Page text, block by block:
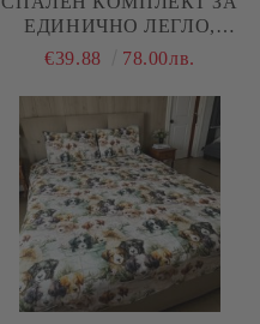
ЕДИНИЧНО ЛЕГЛО,
НЕЖНИ МИДИ, 100%
ЧАСТИ
€39.88 78.00лв.